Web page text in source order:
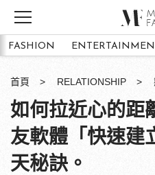
FASHION
首頁 RELATIONSHIP
如何拉近心的距
友軟體「快速建
天秘訣。